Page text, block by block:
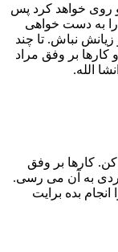
خواهد کرد پس
به دست خواهی
نباش. تا چند
کارها بر وفق مراد
الله.
کارها بر وفق
به آن می رسی.
بده برایت